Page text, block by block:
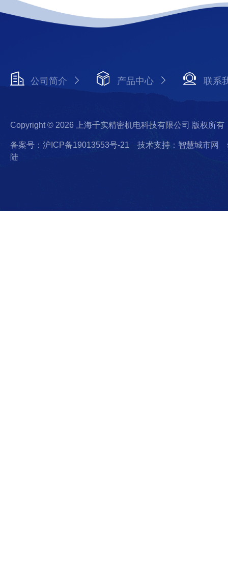
公司简介 产品中心 联系
Copyright © 2026 上海千实精密机电科技有限公司 版权所有
备案号：沪ICP备19013553号-21 技术支持：智慧城市网
陆